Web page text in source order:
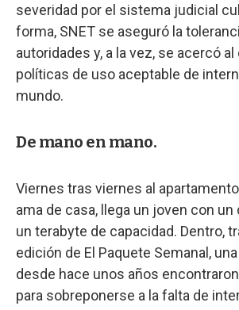
severidad por el sistema judicial
forma, SNET se aseguró la
autoridades y, a la vez, se acercó
políticas de uso aceptable de
mundo.
De mano en mano.
Viernes tras viernes al
ama de casa, llega un joven con
un terabyte de capacidad. Dentro,
edición de El Paquete Semanal,
desde hace unos años
para sobreponerse a la falta de